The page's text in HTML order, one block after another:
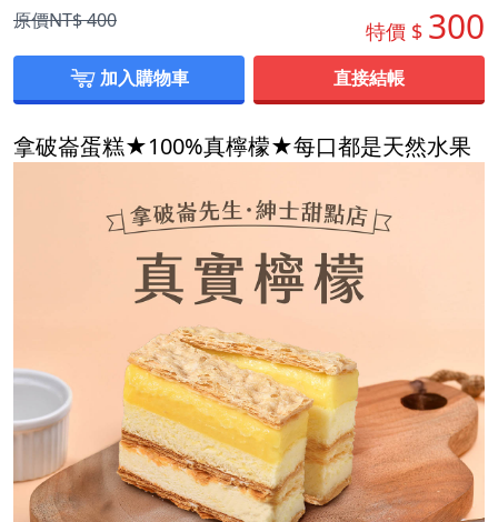
原價NT$400 特價 $ 300
加入購物車 直接結帳
拿破崙蛋糕★100%真檸檬★每口都是天然水果